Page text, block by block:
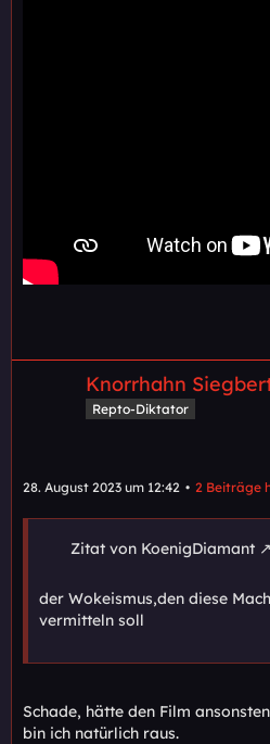
Knorrhahn
Repto-Diktator
28. August 2023 um 12:42 2 Beiträge
Zitat von KoenigDiamant
der Wokeismus,den diese
vermitteln soll
Schade, hätte den Film
bin ich natürlich raus.